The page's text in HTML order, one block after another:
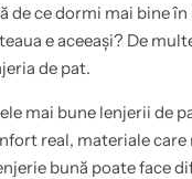
de ce dormi mai bine
e aceeași? De
de pat.
mai bune lenjerii de
real, materiale care
bună poate face